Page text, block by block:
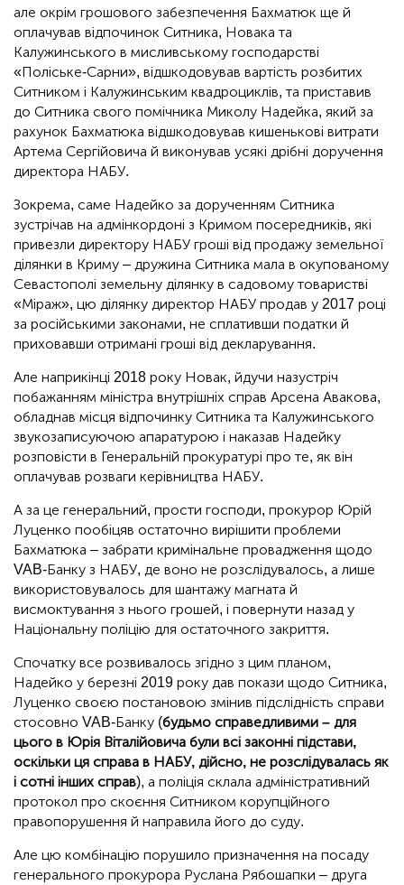
але окрім грошового забезпечення Бахматюк ще й
оплачував відпочинок Ситника, Новака та
Калужинського в мисливському господарстві
«Поліське-Сарни», відшкодовував вартість розбитих
Ситником і Калужинським квадроциклів, та приставив
до Ситника свого помічника Миколу Надейка, який за
рахунок Бахматюка відшкодовував кишенькові витрати
Артема Сергійовича й виконував усякі дрібні доручення
директора НАБУ.
Зокрема, саме Надейко за дорученням Ситника
зустрічав на адмінкордоні з Кримом посередників, які
привезли директору НАБУ гроші від продажу земельної
ділянки в Криму – дружина Ситника мала в окупованому
Севастополі земельну ділянку в садовому товаристві
«Міраж», цю ділянку директор НАБУ продав у 2017 році
за російськими законами, не сплативши податки й
приховавши отримані гроші від декларування.
Але наприкінці 2018 року Новак, йдучи назустріч
побажанням міністра внутрішніх справ Арсена Авакова,
обладнав місця відпочинку Ситника та Калужинського
звукозаписуючою апаратурою і наказав Надейку
розповісти в Генеральній прокуратурі про те, як він
оплачував розваги керівництва НАБУ.
А за це генеральний, прости господи, прокурор Юрій
Луценко пообіцяв остаточно вирішити проблеми
Бахматюка – забрати кримінальне провадження щодо
VAB-Банку з НАБУ, де воно не розслідувалось, а лише
використовувалось для шантажу магната й
висмоктування з нього грошей, і повернути назад у
Національну поліцію для остаточного закриття.
Спочатку все розвивалось згідно з цим планом,
Надейко у березні 2019 року дав покази щодо Ситника,
Луценко своєю постановою змінив підслідність справи
стосовно VAB-Банку (будьмо справедливими – для
цього в Юрія Віталійовича були всі законні підстави,
оскільки ця справа в НАБУ, дійсно, не розслідувалась як
і сотні інших справ), а поліція склала адміністративний
протокол про скоєння Ситником корупційного
правопорушення й направила його до суду.
Але цю комбінацію порушило призначення на посаду
генерального прокурора Руслана Рябошапки – друга